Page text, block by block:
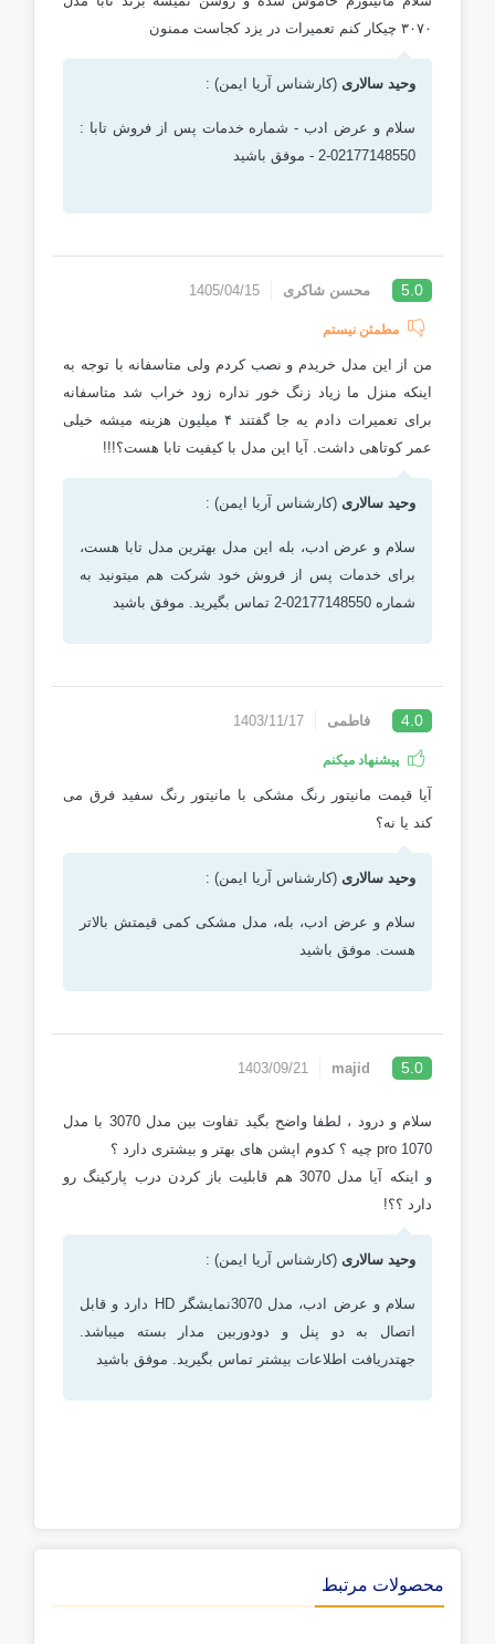
۳۰۷۰ چیکار کنم تعمیرات در یزد کجاست ممنون
وحید سالاری (کارشناس آریا ایمن) :
سلام و عرض ادب - شماره خدمات پس از فروش تابا :
02177148550-2 - موفق باشید
5.0 محسن شاکری 1405/04/15
مطمئن نیستم
من از این مدل خریدم و نصب کردم ولی متاسفانه با توجه به
اینکه منزل ما زیاد زنگ خور نداره زود خراب شد متاسفانه
برای تعمیرات دادم یه جا گفتند ۴ میلیون هزینه میشه خیلی
عمر کوتاهی داشت. آیا این مدل با کیفیت تابا هست؟!!!
وحید سالاری (کارشناس آریا ایمن) :
سلام و عرض ادب، بله این مدل بهترین مدل تابا هست،
برای خدمات پس از فروش خود شرکت هم میتونید به
شماره 02177148550-2 تماس بگیرید. موفق باشید
4.0 فاطمی 1403/11/17
پیشنهاد میکنم
آیا قیمت مانیتور رنگ مشکی با مانیتور رنگ سفید فرق می
کند یا نه؟
وحید سالاری (کارشناس آریا ایمن) :
سلام و عرض ادب، بله، مدل مشکی کمی قیمتش بالاتر
هست. موفق باشید
5.0
majid
1403/09/21
سلام و درود ، لطفا واضح بگید تفاوت بین مدل 3070 با مدل
1070 pro چیه ؟ کدوم اپشن های بهتر و بیشتری دارد ؟
و اینکه آیا مدل 3070 هم قابلیت باز کردن درب پارکینگ رو
دارد ؟؟!
وحید سالاری (کارشناس آریا ایمن) :
سلام و عرض ادب، مدل 3070نمایشگر HD دارد و قابل
اتصال به دو پنل و دودوربین مدار بسته میباشد.
جهتدریافت اطلاعات بیشتر تماس بگیرید. موفق باشید
محصولات مرتبط